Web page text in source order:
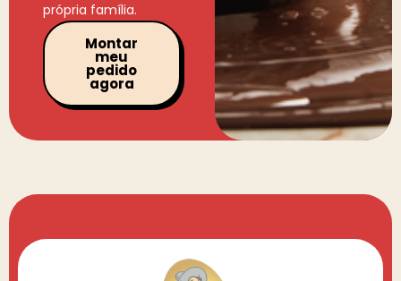
própria família.
Montar
meu
pedido
agora